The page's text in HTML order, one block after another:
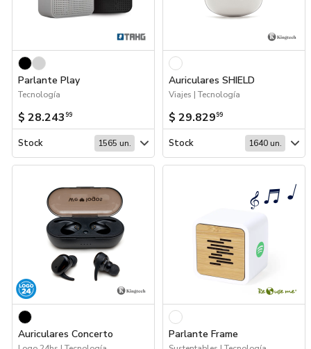
Parlante Play
Tecnología
$ 28.243 99
Stock 1565 un.
Auriculares SHIELD
Viajes | Tecnología
$ 29.82999
Stock 1640 un.
Auriculares Concerto Parlante Frame